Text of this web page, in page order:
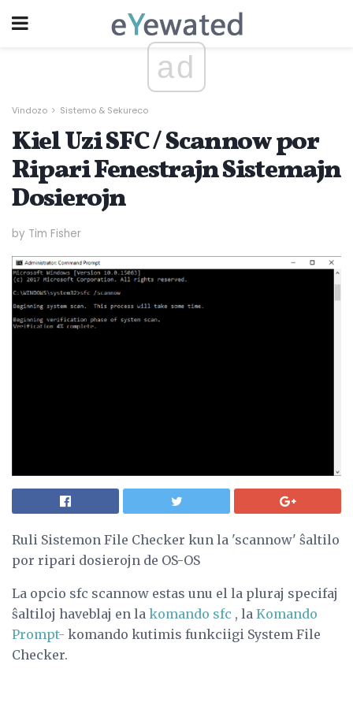
ad
Vindozo Sistemo & Sekureco
Kiel Uzi SFC / Scannow por
Ripari Fenestrajn Sistemajn
Dosierojn
by Tim Fisher
Ruli Sistemon File Checker kun la 'scannow' ŝaltilo
por ripari dosierojn de OS-OS
La opcio sfc scannow estas unu el la pluraj specifaj
ŝaltiloj haveblaj en la komando sfc , la Komando
Prompt- komando kutimis funkciigi System File
Checker.